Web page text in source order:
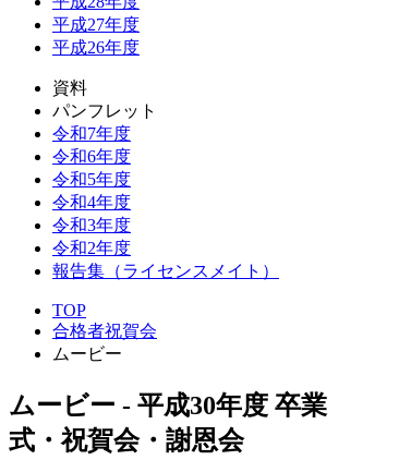
平成27年度
平成26年度
資料
パンフレット
令和7年度
令和6年度
令和5年度
令和4年度
令和3年度
令和2年度
報告集（ライセンスメイト）
TOP
合格者祝賀会
ムービー
ムービー - 平成30年度 卒業
式・祝賀会・謝恩会